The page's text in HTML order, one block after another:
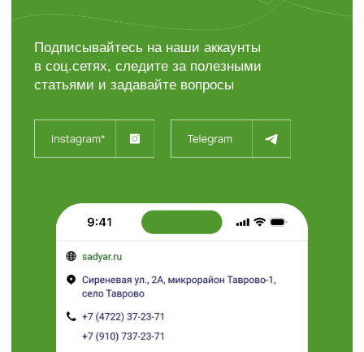
“ЯР”Садовый центр
+7 (4722) 37-23-71
308504, Белгородская область,
Белгородский район,
с. Таврово (Мкр. Таврово-1),
Пн-Вс 08:00 - 18:00
Проложить маршрут